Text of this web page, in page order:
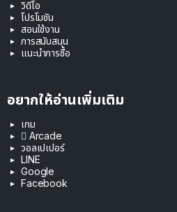
วิดีโอ
โปรโมชัน
สอนใช้งาน
การสนับสนุน
แนะนำการซื้อ
อยากให้อ่านเพิ่มเติม
เกม
 Arcade
วอลเปเปอร์
LINE
Google
Facebook